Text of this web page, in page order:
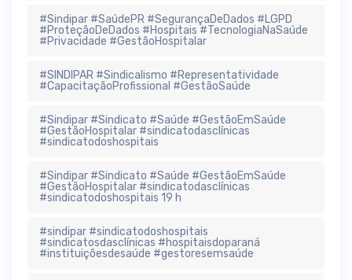
#Sindipar #SaúdePR #SegurançaDeDados #LGPD
#ProteçãoDeDados #Hospitais #TecnologiaNaSaúde
#Privacidade #GestãoHospitalar
#SINDIPAR #Sindicalismo #Representatividade
#CapacitaçãoProfissional #GestãoSaúde
#Sindipar #Sindicato #Saúde #GestãoEmSaúde
#GestãoHospitalar #sindicatodasclínicas
#sindicatodoshospitais
#Sindipar #Sindicato #Saúde #GestãoEmSaúde
#GestãoHospitalar #sindicatodasclínicas
#sindicatodoshospitais 19 h
#sindipar #sindicatodoshospitais
#sindicatosdasclínicas #hospitaisdoparaná
#instituiçõesdesaúde #gestoresemsaúde